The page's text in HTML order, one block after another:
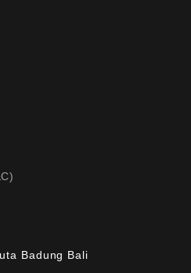
Badung Bali